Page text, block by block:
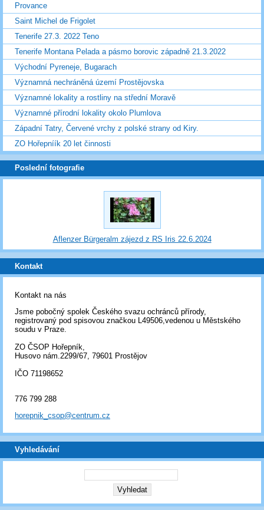
Provance
Saint Michel de Frigolet
Tenerife 27.3. 2022 Teno
Tenerife Montana Pelada a pásmo borovic západně 21.3.2022
Východní Pyreneje, Bugarach
Významná nechráněná území Prostějovska
Významné lokality a rostliny na střední Moravě
Významné přírodní lokality okolo Plumlova
Západní Tatry, Červené vrchy z polské strany od Kiry.
ZO Hořepníík 20 let činnosti
Poslední fotografie
Aflenzer Bürgeralm zájezd z RS Iris 22.6.2024
Kontakt
Kontakt na nás
Jsme pobočný spolek Českého svazu ochránců přírody,
registrovaný pod spisovou značkou L49506,vedenou u Městského
soudu v Praze.
ZO ČSOP Hořepník,
Husovo nám.2299/67, 79601 Prostějov
IČO 71198652
776 799 288
horepnik_csop@centrum.cz
Vyhledávání